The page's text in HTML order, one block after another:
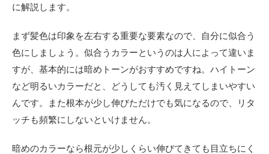
に解説します。
まず髪色は印象を左右する重要な要素なので、自分に似合う
色にしましょう。似合うカラーというのは人によって違いま
すが、基本的には暗めトーンがおすすめですね。ハイトーン
など明るいカラーだと、どうしても汚く見えてしまいやすい
んです。また根本が少し伸びただけでも気になるので、リタ
ッチも頻繁にしないといけません。
暗めのカラーなら根元が少しくらい伸びてきても目立ちにく